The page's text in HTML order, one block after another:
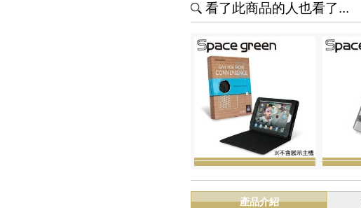
看了此商品的人也看了...
產品介紹